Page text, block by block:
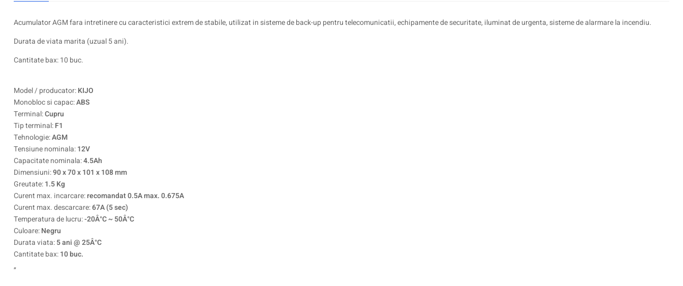
Acumulator AGM fara intretinere cu caracteristici extrem de stabile, utilizat in sisteme de back-up pentru telecomunicatii, echipamente de securitate, iluminat de urgenta, sisteme de alarmare la incendiu.
Durata de viata marita (uzual 5 ani).
Cantitate bax: 10 buc.
Model / producator:KIJO
Monobloc si capac:ABS
Terminal:Cupru
Tip terminal:F1
Tehnologie:AGM
Tensiune nominala:12V
Capacitate nominala:4.5Ah
Dimensiuni:90 x 70 x 101 x 108 mm
Greutate:1.5 Kg
Curent max. incarcare:recomandat 0.5A max. 0.675A
Curent max. descarcare:67A (5 sec)
Temperatura de lucru:-20Â°C ~ 50Â°C
Culoare:Negru
Durata viata:5 ani @ 25Â°C
Cantitate bax:10 buc.
„